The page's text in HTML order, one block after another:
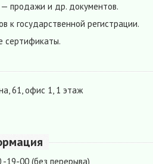
— продажи и др. документов.
к государственной регистрации.
сертификаты.
61, офис 1, 1 этаж
00 (без перерыва)